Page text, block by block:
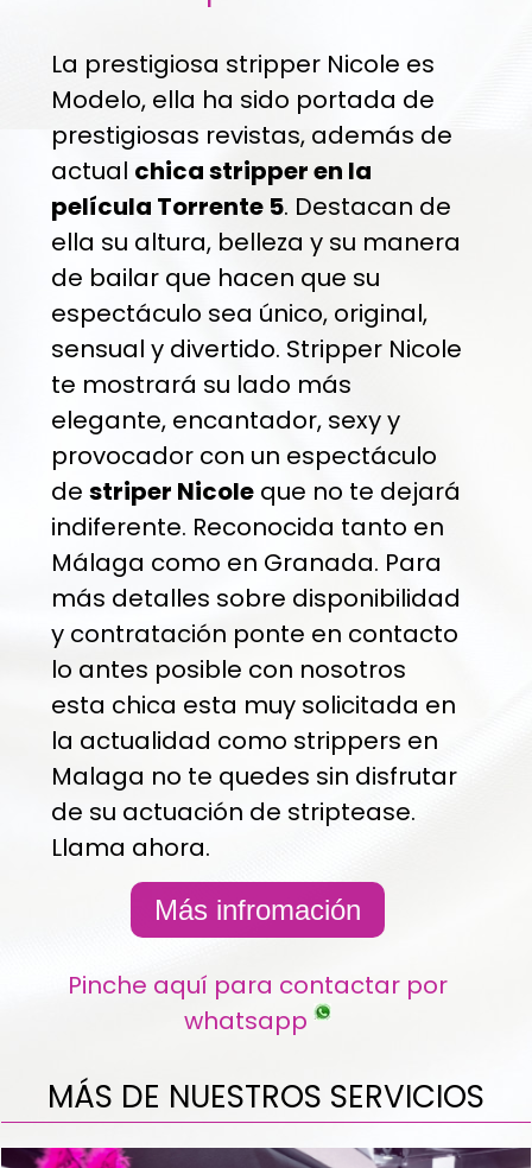
La prestigiosa stripper Nicole es
Modelo, ella ha sido portada de
prestigiosas revistas, además de
actual chica stripper en la
película Torrente 5. Destacan de
ella su altura, belleza y su manera
de bailar que hacen que su
espectáculo sea único, original,
sensual y divertido. Stripper Nicole
te mostrará su lado más
elegante, encantador, sexy y
provocador con un espectáculo
destriper Nicole que no te dejará
indiferente. Reconocida tanto en
Málaga como en Granada. Para
más detalles sobre disponibilidad
y contratación ponte en contacto
lo antes posible con nosotros
esta chica esta muy solicitada en
la actualidad como strippers en
Malaga no te quedes sin disfrutar
de su actuación de striptease.
Llama ahora.
Más infromación
Pinche aquí para contactar por
whatsapp
MÁS DE NUESTROS SERVICIOS